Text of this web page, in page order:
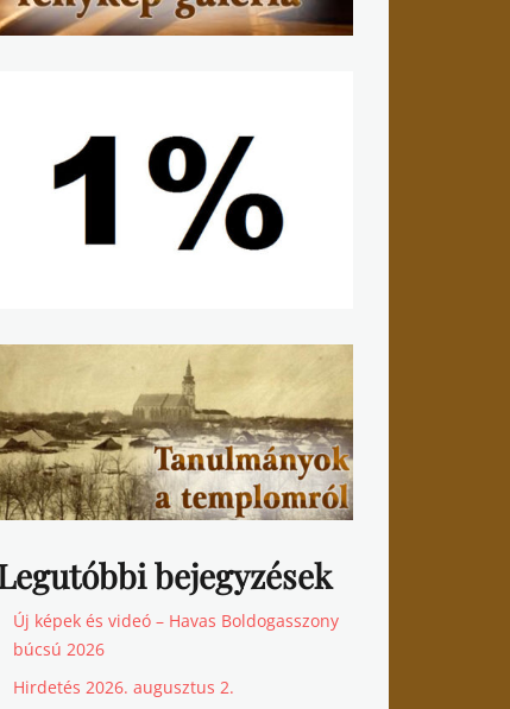
bejegyzések
Új képek és videó – Havas Boldogasszony
búcsú 2026
Hirdetés 2026. augusztus 2.